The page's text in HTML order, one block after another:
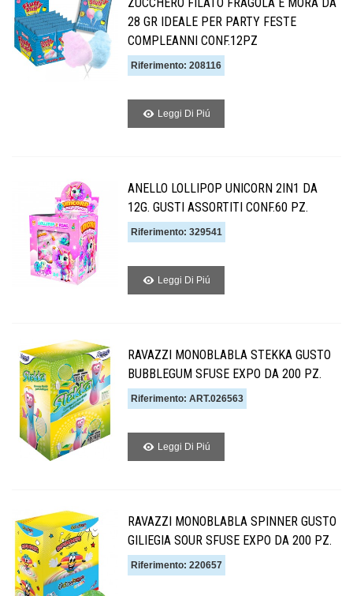
28 GR IDEALE PER PARTY FESTE
COMPLEANNI CONF.12PZ
Riferimento: 208116
Leggi Di Piú
ANELLO LOLLIPOP UNICORN 2IN1 DA
12G. GUSTI ASSORTITI CONF.60 PZ.
Riferimento: 329541
Leggi Di Piú
RAVAZZI MONOBLABLA STEKKA GUSTO
BUBBLEGUM SFUSE EXPO DA 200 PZ.
Riferimento: ART.026563
Leggi Di Piú
RAVAZZI MONOBLABLA SPINNER GUSTO
GILIEGIA SOUR SFUSE EXPO DA 200 PZ.
Riferimento: 220657